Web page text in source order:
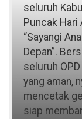
seluruh
Puncak Hari
“Sayangi
Depan”.
seluruh
yang aman,
mencetak
siap